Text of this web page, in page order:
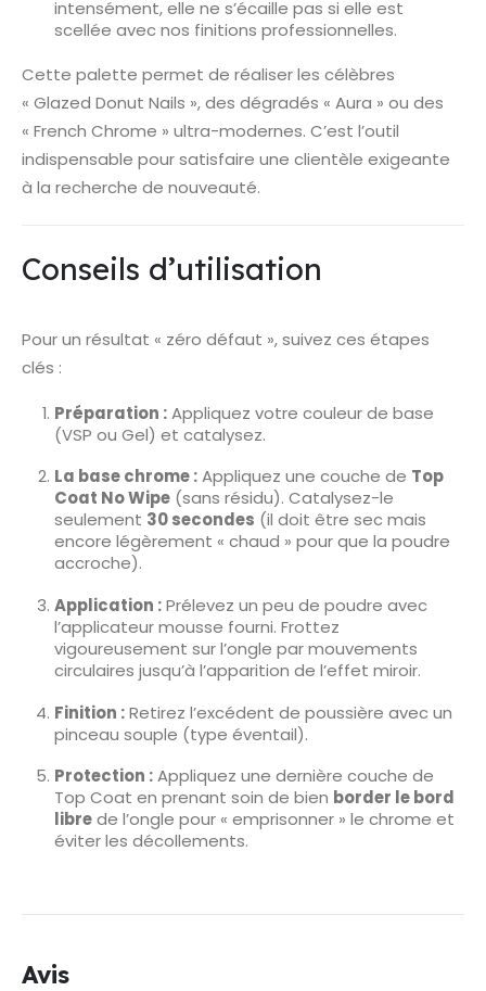
intensément, elle ne s’écaille pas si elle est
scellée avec nos finitions professionnelles.
Cette palette permet de réaliser les célèbres
« Glazed Donut Nails », des dégradés « Aura » ou des
« French Chrome » ultra-modernes. C’est l’outil
indispensable pour satisfaire une clientèle exigeante
à la recherche de nouveauté.
Conseils d’utilisation
Pour un résultat « zéro défaut », suivez ces étapes
clés :
Préparation :Appliquez votre couleur de base
(VSP ou Gel) et catalysez.
La base chrome :Appliquez une couche de Top
Coat No Wipe(sans résidu). Catalysez-le
seulement 30 secondes (il doit être sec mais
encore légèrement « chaud » pour que la poudre
accroche).
Application :Prélevez un peu de poudre avec
l’applicateur mousse fourni. Frottez
vigoureusement sur l’ongle par mouvements
circulaires jusqu’à l’apparition de l’effet miroir.
Finition :Retirez l’excédent de poussière avec un
pinceau souple (type éventail).
Protection :Appliquez une dernière couche de
Top Coat en prenant soin de bien border le bord
librede l’ongle pour « emprisonner » le chrome et
éviter les décollements.
Avis